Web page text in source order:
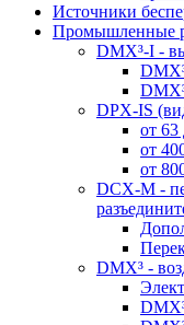
Источники
Промышленные
DMX³-I -
DPX-IS
от 63
от
от
DCX-M -
DMX³ -